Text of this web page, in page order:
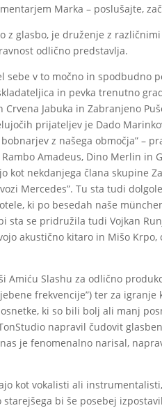
Marka – poslušajte,
z glasbo, je druženje z
odlično predstavlja.
sebe v to močno in spodbudno
in pevka trenutno
Jabuka in Zabranjeno
prijateljev je Dado
z našega območja” –
Amadeus, Dino Merlin in
kot nekdanjega člana skupine
Mercedes”. Tu sta tudi
ki po besedah ​​naše
sta se pridružila tudi Vojkan
akustično kitaro in Mišo
Amiću Slashu za odlično
frekvencije”) ter za
ki so bili bolj ali manj
napravil čudovit
nas je fenomenalno narisal,
kot vokalisti ali
bi še posebej